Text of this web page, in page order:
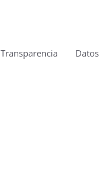
Transparencia Datos